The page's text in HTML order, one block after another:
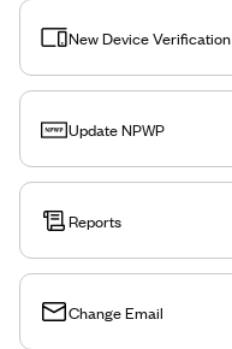
New Device Verification
Update NPWP
Reports
Change Email